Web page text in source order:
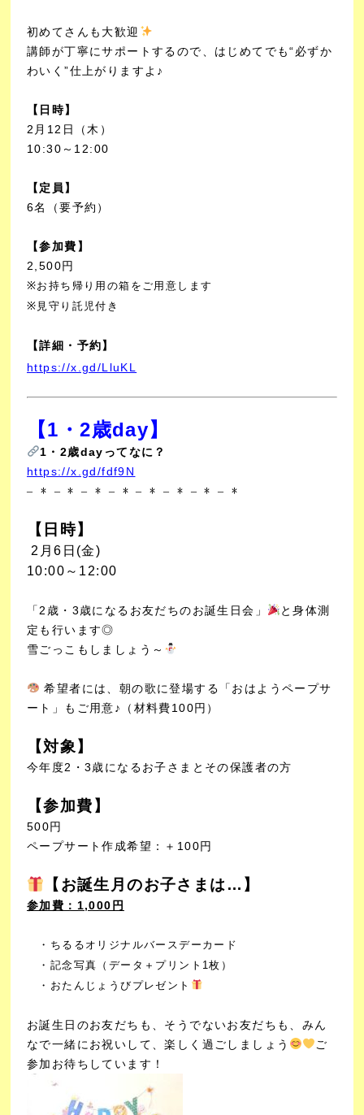
初めてさんも大歓迎
講師が丁寧にサポートするので、はじめてでも“必ずか
わいく”仕上がりますよ♪
【日時】
2月12日（木）
10:30～12:00
【定員】
6名（要予約）
【参加費】
2,500円
※お持ち帰り用の箱をご用意します
※見守り託児付き
【詳細・予約】
https://x.gd/LluKL
【1・2歳day】
1・2歳dayってなに？
https://x.gd/fdf9N
– * – * – * – * – * – * – * – *
【日時】
2月6 日(金)
10:00～12:00
「2歳・3歳になるお友だちのお誕生日会」 と身体測
定も行います◎
雪ごっこもしましょう～
希望者には、朝の歌に登場する「おはようペープサ
ート」もご用意♪（材料費100円）
【対象】
今年度2・3歳になるお子さまとその保護者の方
【参加費】
500円
ペープサート作成希望：＋100円
【お誕生月のお子さまは…】
参加費：1,000円
・ちるるオリジナルバースデーカード
・記念写真（データ＋プリント1枚）
・おたんじょうびプレゼント
お誕生日のお友だちも、そうでないお友だちも、みん
なで一緒にお祝いして、楽しく過ごしましょう ご
参加お待ちしています！